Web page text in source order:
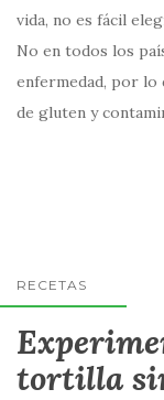
vida, no es fácil
No en todos los
enfermedad, por lo
de gluten y
RECETAS
tortilla